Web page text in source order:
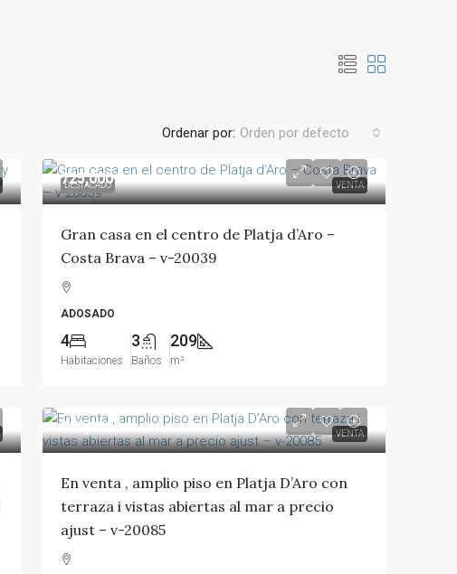
Ordenar por: Orden por defecto
DESTACADO VENTA
725,000€
Gran casa en el centro de Platja d’Aro –
Costa Brava – v-20039
ADOSADO
4
Habitaciones
3
Baños
209
m²
VENTA
345,000€
En venta , amplio piso en Platja D’Aro con
terraza i vistas abiertas al mar a precio
ajust – v-20085